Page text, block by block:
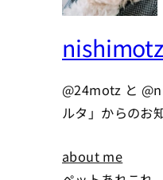
@24motz と
ルタ」からのお
about me